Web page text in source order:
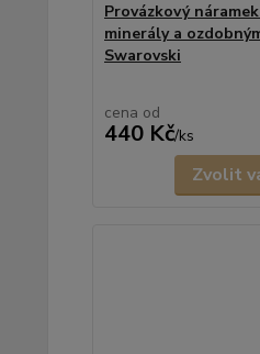
Provázkový
minerály a
Swarovski
cena od
440 Kč/ks
Zvolit